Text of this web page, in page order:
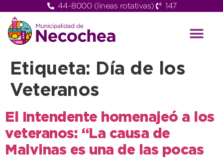
44-8000 (lineas rotativas) 147
Etiqueta:
Día de los
Veteranos
El Intendente homenajeó a los
veteranos: “La causa de
Malvinas es una de las pocas